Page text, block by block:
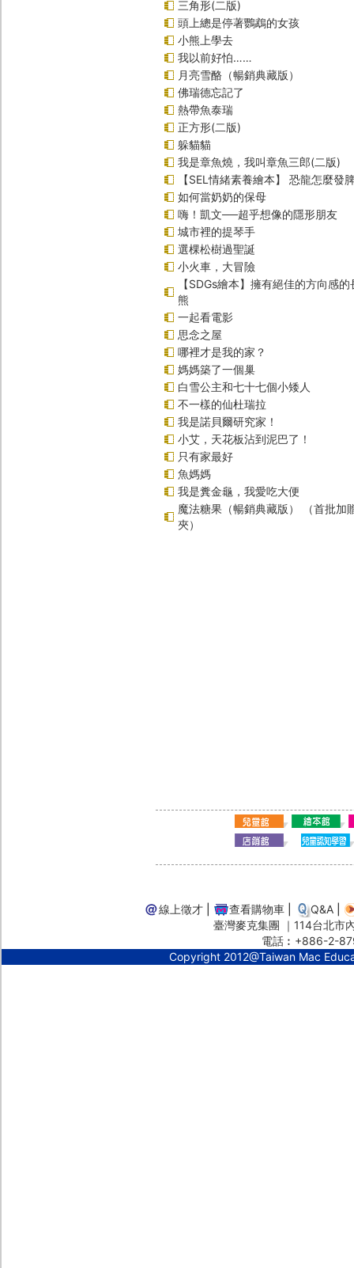
三角形(二版)
頭上總是停著鸚鵡的女孩
小熊上學去
我以前好怕……
月亮雪酪（暢銷典藏版）
佛瑞德忘記了
熱帶魚泰瑞
正方形(二版)
躲貓貓
我是章魚燒，我叫章魚三郎(二版)
【SEL情緒素養繪本】 恐龍怎麼發
如何當奶奶的保母
嗨！凱文──超乎想像的隱形朋友
城市裡的提琴手
選棵松樹過聖誕
小火車，大冒險
【SDGs繪本】擁有絕佳的方向感
熊
一起看電影
思念之屋
哪裡才是我的家？
媽媽築了一個巢
白雪公主和七十七個小矮人
不一樣的仙杜瑞拉
我是諾貝爾研究家！
小艾，天花板沾到泥巴了！
只有家最好
魚媽媽
我是糞金龜，我愛吃大便
魔法糖果（暢銷典藏版） （首批加
夾）
線上徵才 查看購物車 Q&A
臺灣麥克集團 ｜114台北
電話︰+886-2-
Copyright 2012@Taiwan Mac